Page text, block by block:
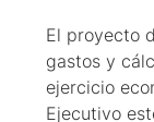
El proyecto
gastos y
ejercicio
Ejecutivo